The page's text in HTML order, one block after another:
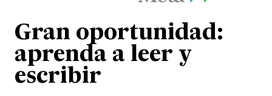
Gran oportunidad:
aprenda a leer y
escribir